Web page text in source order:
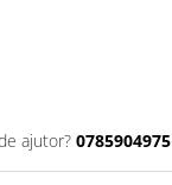
ajutor? 0785904975